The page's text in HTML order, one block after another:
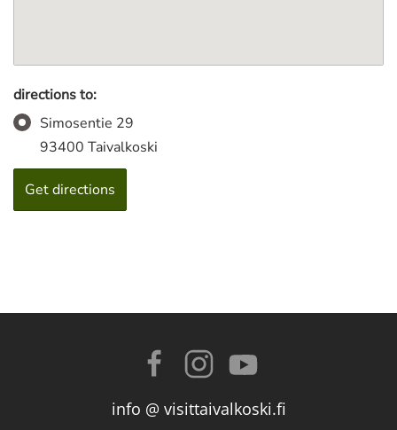
directions to:
Simosentie 29
93400 Taivalkoski
info @ visittaivalkoski.fi